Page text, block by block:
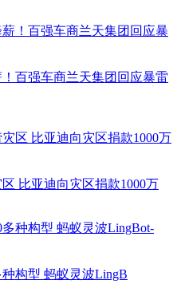
百强车商兰天集团回应暴雷
比亚迪向灾区捐款1000万
构型 蚂蚁灵波LingB